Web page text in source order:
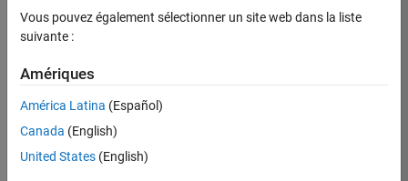
Senior
Software
Quality
Engineer
Vous pouvez également sélectionner un site web dans la liste
suivante :
Amériques
América Latina (Español)
Canada (English)
United States (English)